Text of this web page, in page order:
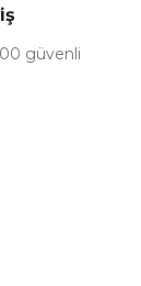
güvenli